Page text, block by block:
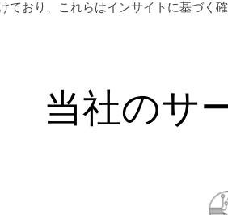
ており、これらはインサイトに基づく
当社のサ